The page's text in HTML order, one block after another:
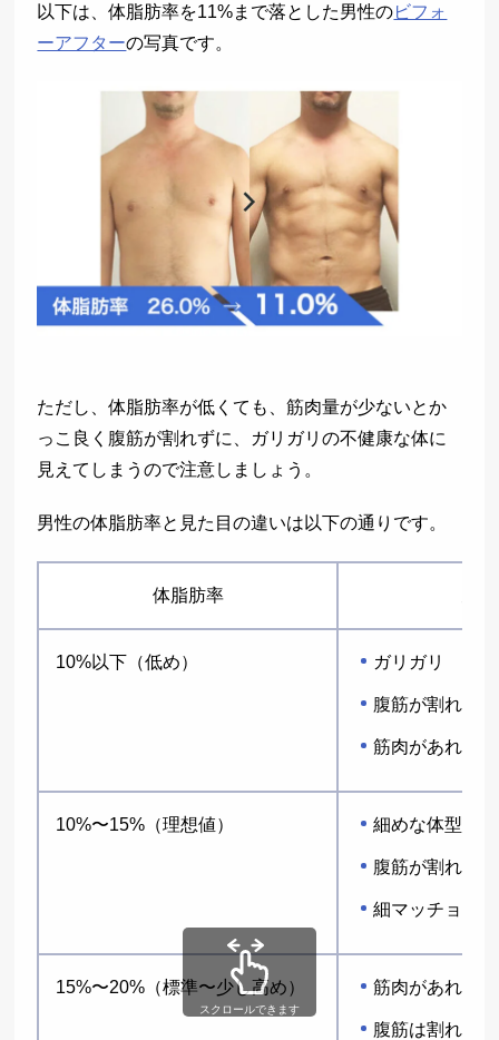
以下は、体脂肪率を11%まで落とした男性のビフォ
ーアフターの写真です。
ただし、体脂肪率が低くても、筋肉量が少ないとか
っこ良く腹筋が割れずに、ガリガリの不健康な体に
見えてしまうので注意しましょう。
男性の体脂肪率と見た目の違いは以下の通りです。
体脂肪率
10%以下（低め） ガリガリ
腹筋が割れる
筋肉があれば
10%〜15%（理想値） 細めな体型
腹筋が割れる
細マッチョに
15%〜20%（標準〜少し高め） 筋肉があれば
腹筋は割れて
スクロールできます